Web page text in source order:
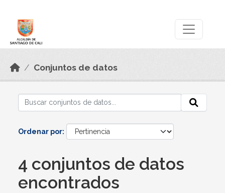
Conjuntos de datos
Ordenar por
4 conjuntos de datos
encontrados